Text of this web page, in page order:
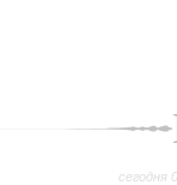
сегодня